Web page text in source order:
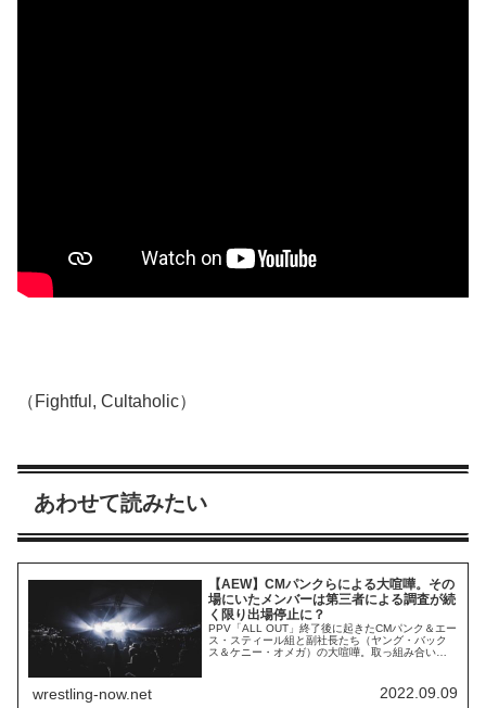
（Fightful, Cultaholic）
あわせて読みたい
【AEW】CMパンクらによる大喧嘩。その
場にいたメンバーは第三者による調査が続
く限り出場停止に？
PPV「ALL OUT」終了後に起きたCMパンク＆エー
ス・スティール組と副社長たち（ヤング・バック
ス＆ケニー・オメガ）の大喧嘩。取っ組み合いの
らがいつ番組に戻ってくることができるかはわか
りません。レスリング・オブザーバーのデイブ・
wrestling-now.net 2022.09.09